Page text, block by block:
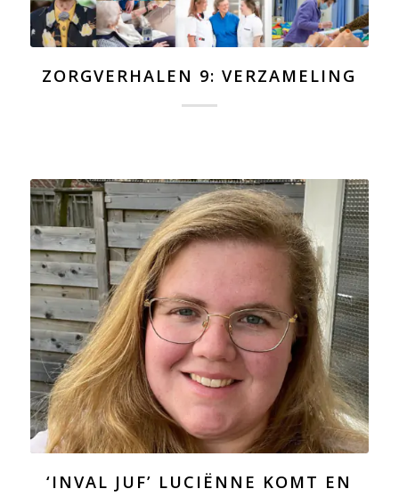
ZORGVERHALEN 9: VERZAMELING
‘INVAL JUF’ LUCIËNNE KOMT EN